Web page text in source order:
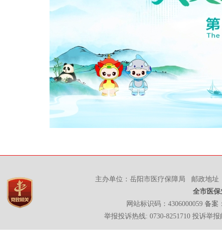
主办单位：岳阳市医疗保障局 邮政地址
全市医
网站标识码：4306000059 备案
举报投诉热线: 0730-8251710 投诉举